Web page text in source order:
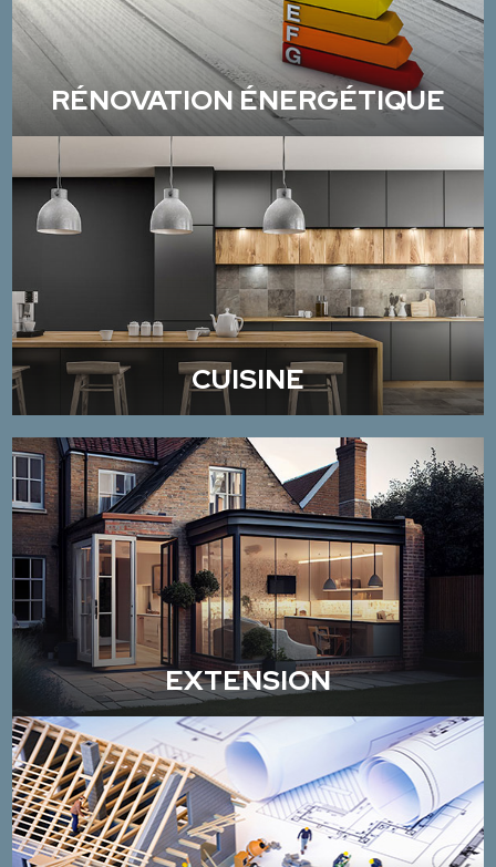
RÉNOVATION ÉNERGÉTIQUE
CUISINE
EXTENSION